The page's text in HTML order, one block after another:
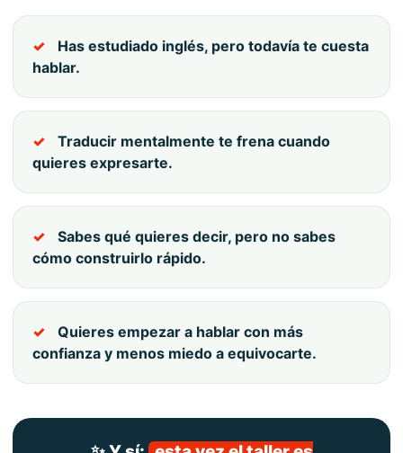
Has estudiado inglés, pero todavía te cuesta
hablar.
Traducir mentalmente te frena cuando
quieres expresarte.
Sabes qué quieres decir, pero no sabes
cómo construirlo rápido.
Quieres empezar a hablar con más
confianza y menos miedo a equivocarte.